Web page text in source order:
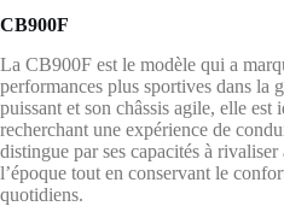
CB900F
La CB900F est le modèle qui a
performances plus sportives dans la
puissant et son châssis agile, elle est
recherchant une expérience de
distingue par ses capacités à
l’époque tout en conservant le
quotidiens.